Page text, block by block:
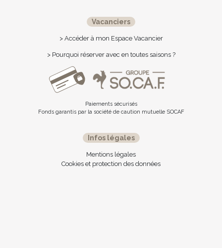
Vacanciers
> Accéder à mon Espace Vacancier
> Pourquoi réserver avec en toutes saisons ?
Paiements sécurisés
Fonds garantis par la société de caution mutuelle SOCAF
Infos légales
Mentions légales
Cookies et protection des données